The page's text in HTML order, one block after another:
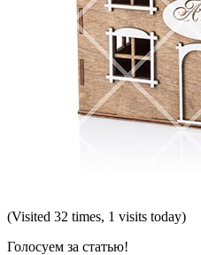
(Visited 32 times, 1 visits today)
Голосуем за статью!